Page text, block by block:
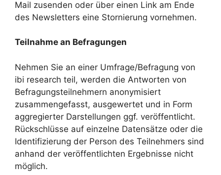
Mail zusenden oder über einen Link am Ende
des Newsletters eine Stornierung vornehmen.
Teilnahme an Befragungen
Nehmen Sie an einer Umfrage/Befragung von
ibi research teil, werden die Antworten von
Befragungsteilnehmern anonymisiert
zusammengefasst, ausgewertet und in Form
aggregierter Darstellungen ggf. veröffentlicht.
Rückschlüsse auf einzelne Datensätze oder die
Identifizierung der Person des Teilnehmers sind
anhand der veröffentlichten Ergebnisse nicht
möglich.